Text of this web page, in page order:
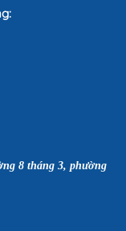
8 tháng 3, phường